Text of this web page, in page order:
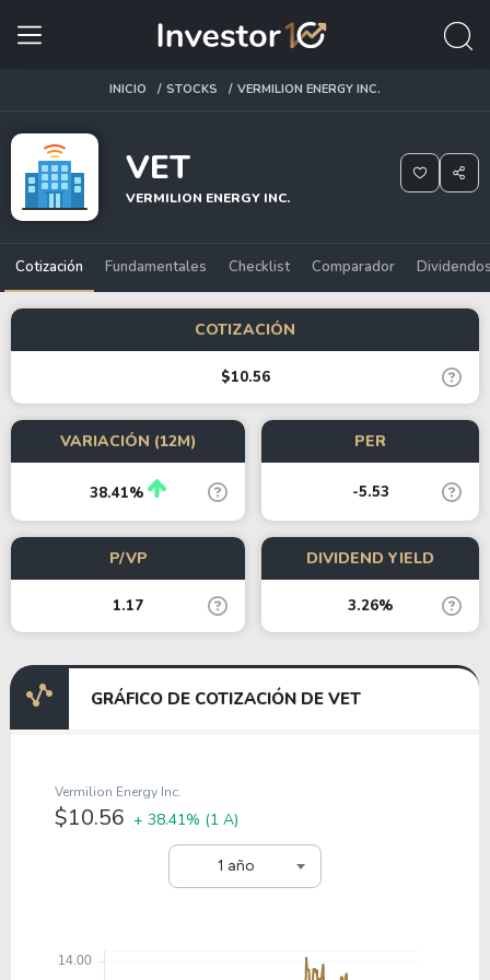
INICIO STOCKS VERMILION ENERGY INC.
VET
VERMILION ENERGY INC.
Cotización Fundamentales Checklist Comparador
COTIZACIÓN
$10.56
VARIACIÓN (12M)
38.41%
PER
-5.53
P/VP
1.17
DIVIDEND YIELD
3.26%
GRÁFICO DE COTIZACIÓN DE VET
1 año
Vermilion Energy Inc.
$10.56 + 38.41% (1 A)